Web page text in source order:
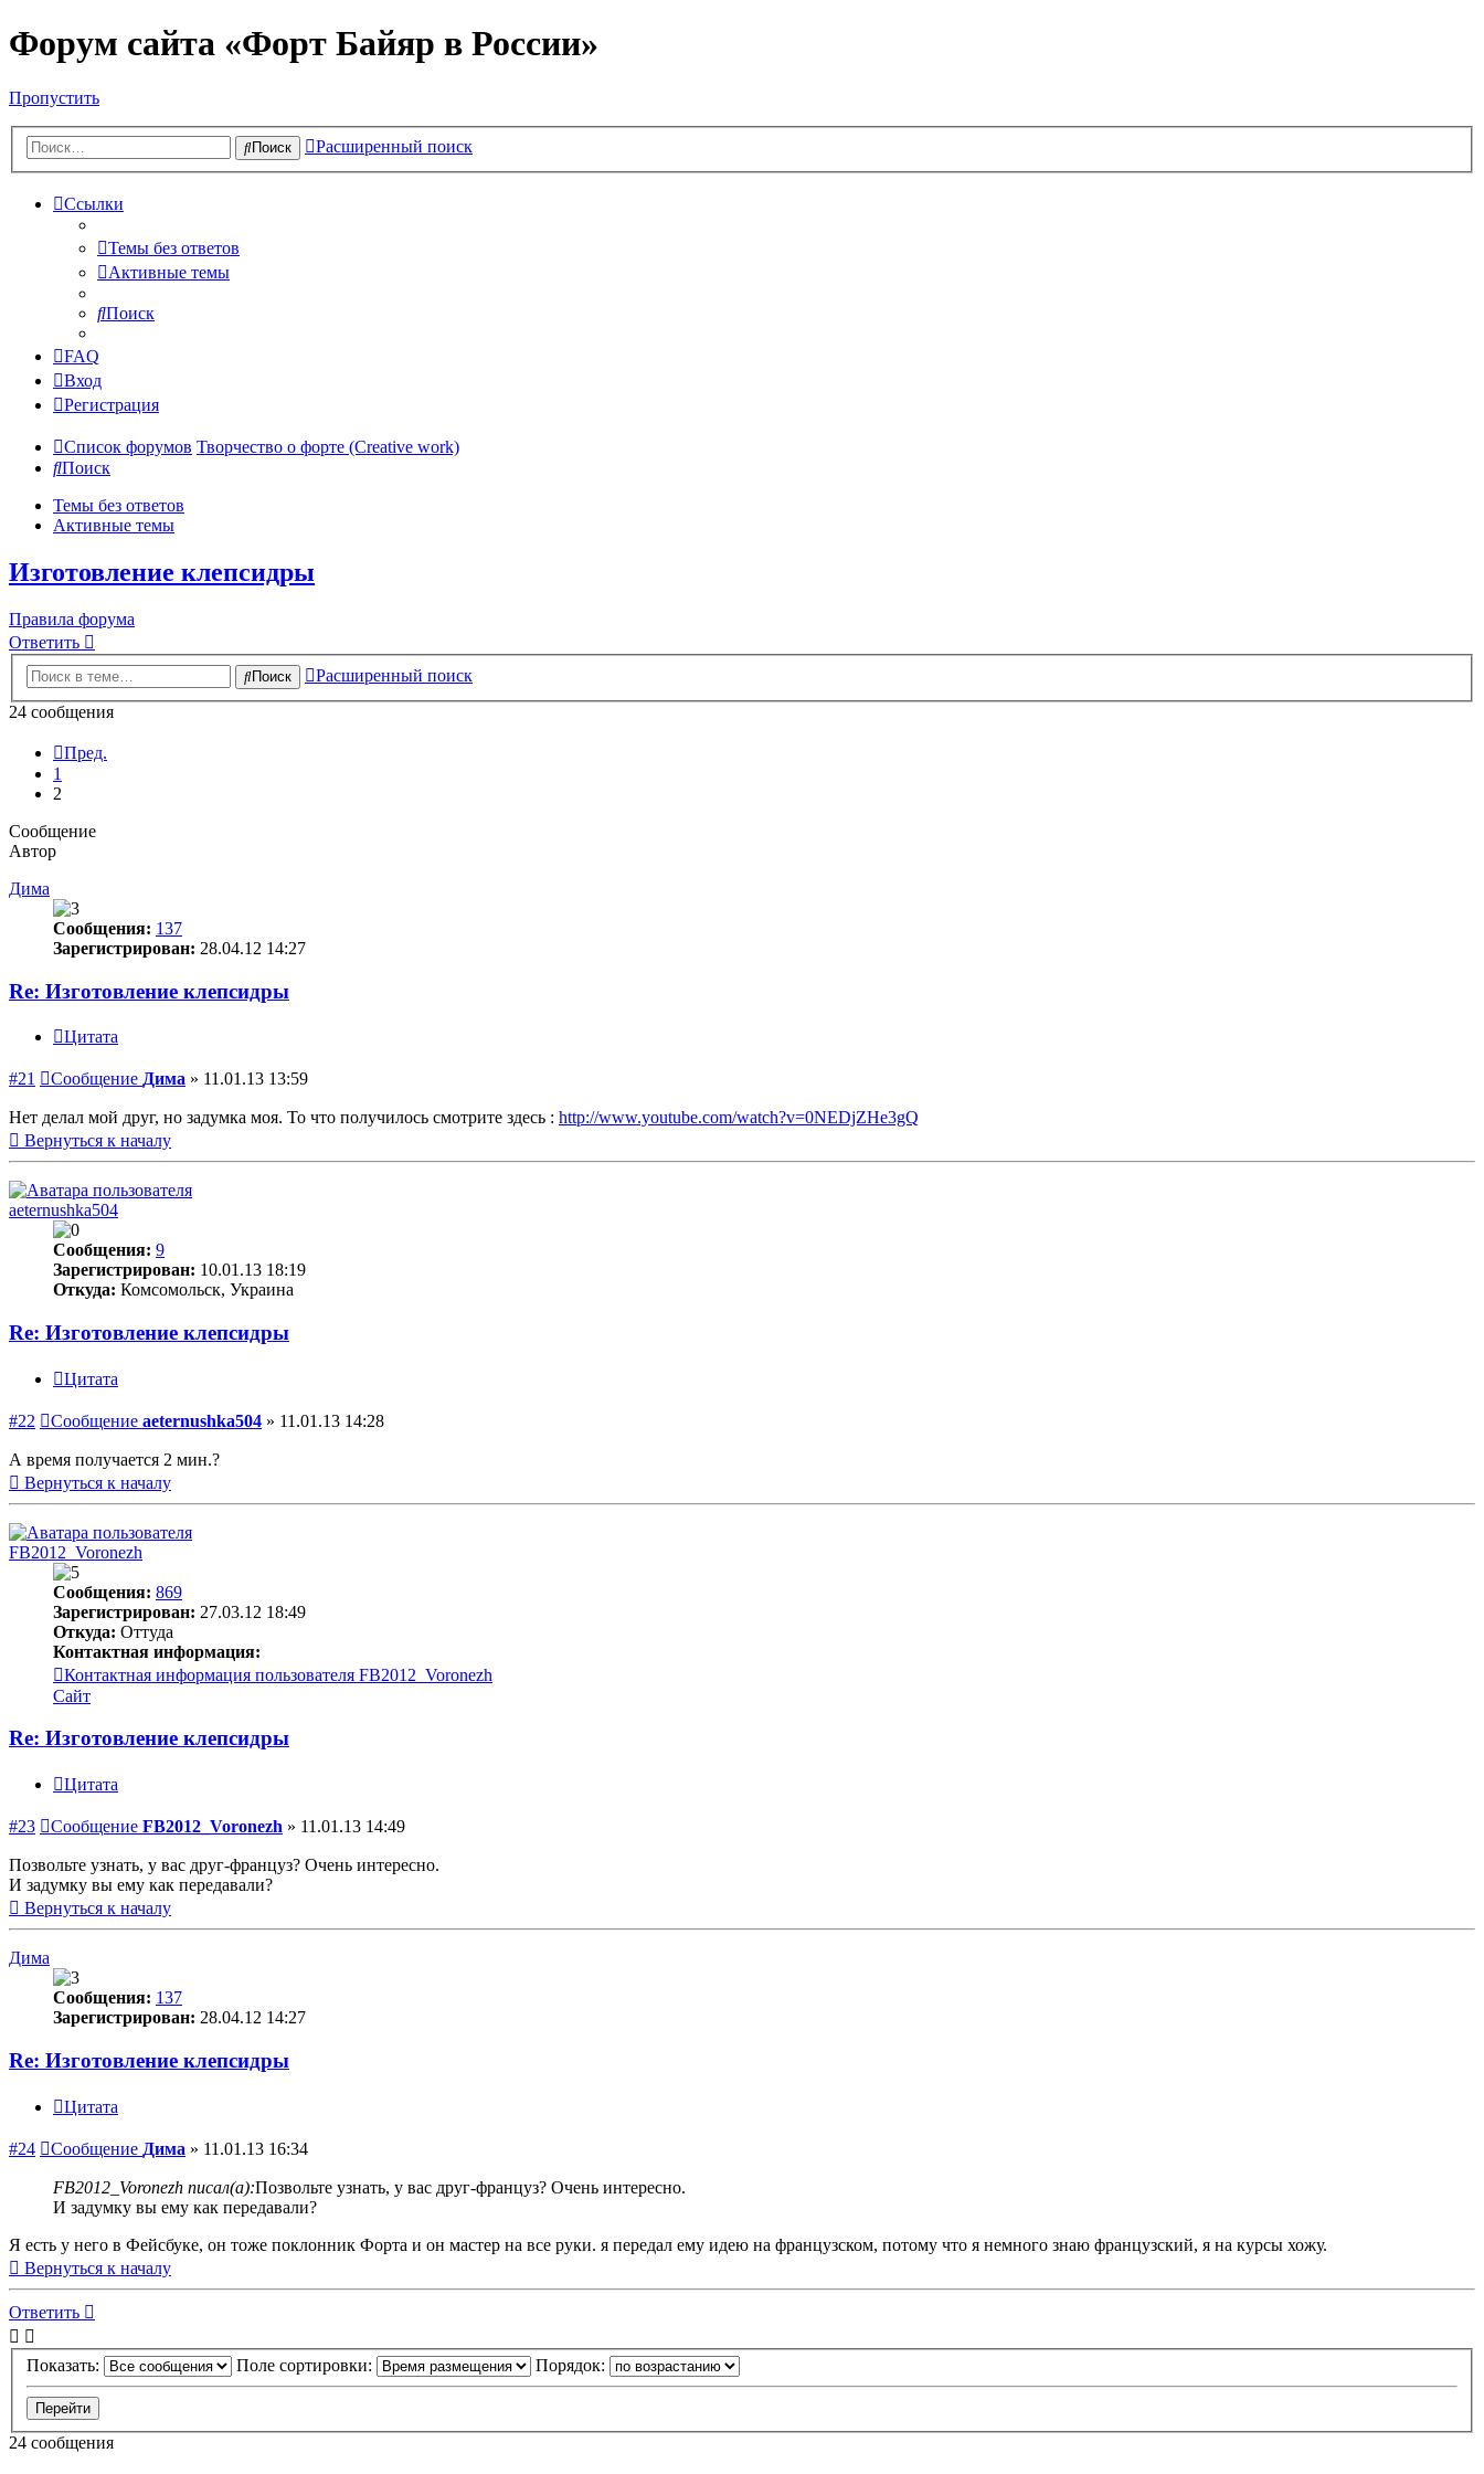
Форум сайта «Форт Байяр в России»
Пропустить
Поиск Расширенный поиск
Ссылки
Темы без ответов
Активные темы
Поиск
FAQ
Вход
Регистрация
Список форумов Творчество о форте (Creative work)
Поиск
Темы без ответов
Активные темы
Изготовление клепсидры
Правила форума
Ответить
Поиск
Расширенный поиск
24 сообщения
Пред.
1
2
Сообщение
Автор
Дима
Сообщения: 137
Зарегистрирован: 28.04.12 14:27
Re: Изготовление клепсидры
Цитата
#21 Сообщение Дима » 11.01.13 13:59
Нет делал мой друг, но задумка моя. То что получилось смотрите здесь : http://www.youtube.com/watch?v=0NEDjZHe3gQ
Вернуться к началу
aeternushka504
Сообщения: 9
Зарегистрирован: 10.01.13 18:19
Откуда: Комсомольск, Украина
Re: Изготовление клепсидры
Цитата
#22 Сообщение aeternushka504 » 11.01.13 14:28
А время получается 2 мин.?
Вернуться к началу
FB2012_Voronezh
Сообщения: 869
Зарегистрирован: 27.03.12 18:49
Откуда: Оттуда
Контактная информация:
Контактная информация пользователя FB2012_Voronezh
Сайт
Re: Изготовление клепсидры
Цитата
#23 Сообщение FB2012_Voronezh » 11.01.13 14:49
Позвольте узнать, у вас друг-француз? Очень интересно.
И задумку вы ему как передавали?
Вернуться к началу
Дима
Сообщения: 137
Зарегистрирован: 28.04.12 14:27
Re: Изготовление клепсидры
Цитата
#24 Сообщение Дима » 11.01.13 16:34
FB2012_Voronezh писал(а):Позвольте узнать, у вас друг-француз? Очень интересно.
И задумку вы ему как передавали?
Я есть у него в Фейсбуке, он тоже поклонник Форта и он мастер на все руки. я передал ему идею на французском, потому что я немного знаю французский, я на курсы хожу.
Вернуться к началу
Ответить
Показать: Поле сортировки: Порядок:
24 сообщения